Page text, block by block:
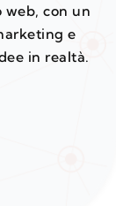
web, con un
e
in realtà.